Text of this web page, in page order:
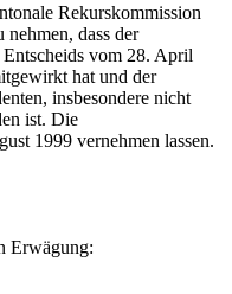
Rekurskommission
dass der
vom 28. April
hat und der
insbesondere nicht
ist. Die
1999 vernehmen lassen.
Erwägung: